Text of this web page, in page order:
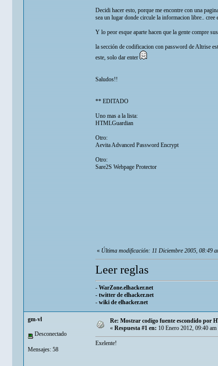
Decidi hacer esto, porque me encontre con una
sea un lugar donde circule la informacion libre.. cree
Y lo peor esque aparte hacen que la gente compre
la sección de codificacion con password de Altrise
este, solo dar enter
Saludos!!
** EDITADO
Uno mas a la lista:
HTMLGuardian
Otro:
Aevita Advanced Password Encrypt
Otro:
Sare2S Webpage Protector
«Última modificación: 11 Diciembre 2005, 08:49
Leer reglas
-WarZone.elhacker.net
-twitter de elhacker.net
-wiki de elhacker.net
gm-vl
Desconectado
Mensajes: 58
Re: Mostrar codigo fuente escondido por
« Respuesta #1 en: 10 Enero 2012, 09:40 am
Exelente!